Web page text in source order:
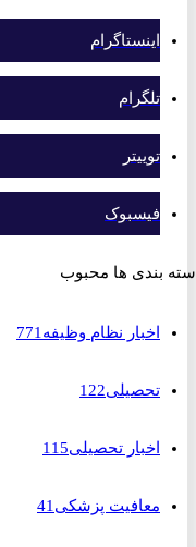
اینستاگرام
تلگرام
توییتر
فیسبوک
ها محبوب
اخبار نظام وظیفه771
تحصیلی122
اخبار تحصیلی115
معافیت پزشکی41